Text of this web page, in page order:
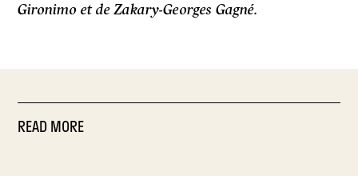
Gironimo et de Zakary-Georges Gagné.
READ MORE